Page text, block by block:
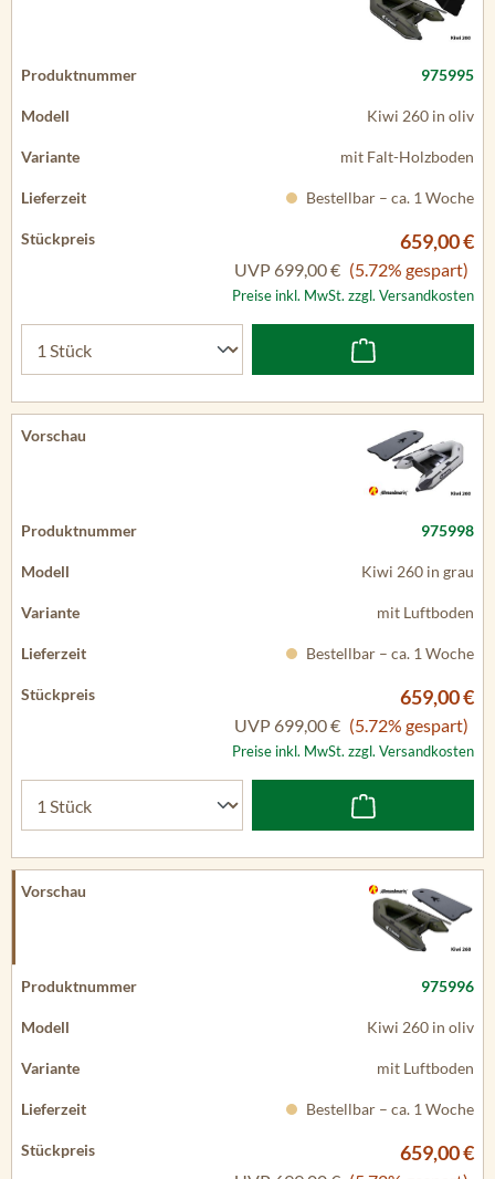
975995
Kiwi 260 in oliv
mit Falt-Holzboden
Bestellbar – ca. 1 Woche
659,00 €
UVP 699,00 € (5.72% gespart)
Preise inkl. MwSt. zzgl. Versandkosten
975998
Kiwi 260 in grau
mit Luftboden
Bestellbar – ca. 1 Woche
659,00 €
UVP 699,00 € (5.72% gespart)
Preise inkl. MwSt. zzgl. Versandkosten
975996
Kiwi 260 in oliv
mit Luftboden
Bestellbar – ca. 1 Woche
659,00 €